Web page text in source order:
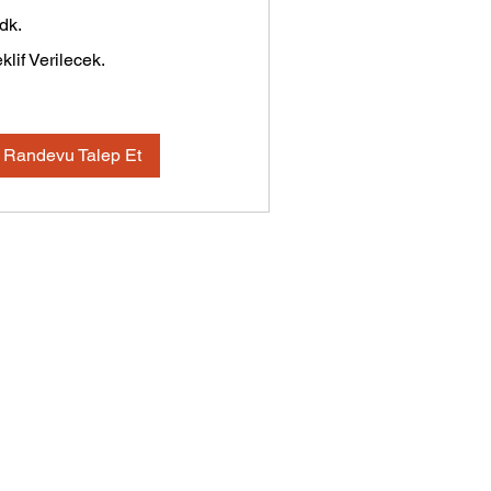
Verilecek.
Randevu Talep Et